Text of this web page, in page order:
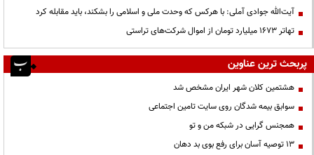
آیت‌الله جوادی آملی: با هرکس که وحدت ملی و اسلامی را بشکند، باید مقابله کرد
تهاتر ۱۶۷۳ میلیارد تومان از اموال شرکت‌های تراستی
پربحث ترین عناوین
هشتمین کلان شهر ایران مشخص شد
سوابق بیمه شدگان روی سایت تامین اجتماعی
همجنس گرایی در شبکه من و تو
13 توصیه آسان برای رفع بوی بد دهان